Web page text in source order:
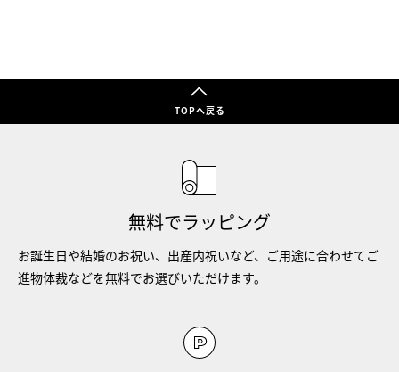
TOPへ戻る
無料でラッピング
お誕生日や結婚のお祝い、出産内祝いなど、ご用途に合わせてご
進物体裁などを無料でお選びいただけます。